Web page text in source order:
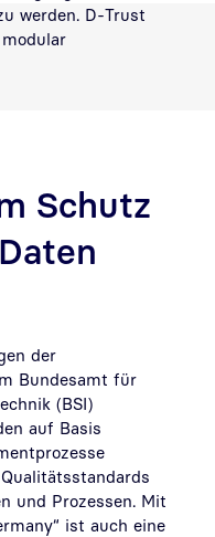
werden. D-Trust
Schutz
der
Bundesamt für
(BSI)
auf Basis
und Prozessen. Mit
ist auch eine